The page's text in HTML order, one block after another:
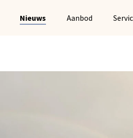
Nieuws Aanbod